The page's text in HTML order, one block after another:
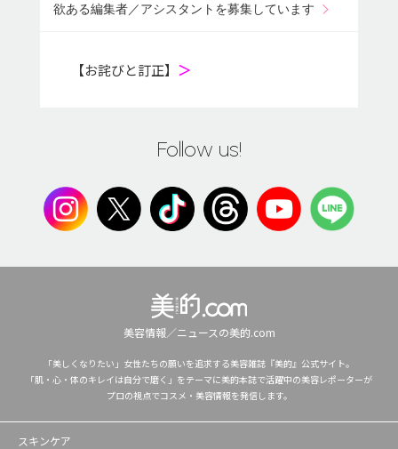
欲ある編集者／アシスタントを募集しています
【お詫びと訂正】 ＞
Follow us!
美容情報／ニュースの美的.com
「美しくなりたい」女性たちの願いを追求する美容雑誌『美的』公式サイト。
「肌・心・体のキレイは自分で磨く」をテーマに美的本誌で活躍中の美容レポーターが
プロの視点でコスメ・美容情報を発信します。
スキンケア